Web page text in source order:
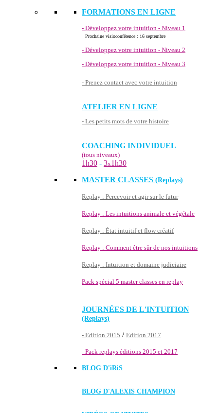
FORMATIONS EN LIGNE
- Développez votre intuition - Niveau 1
Prochaine visioconférence : 16 septembre
- Développez votre intuition - Niveau 2
- Développez votre intuition - Niveau 3
- Prenez contact avec votre intuition
ATELIER EN LIGNE
- Les petits mots de votre histoire
COACHING INDIVIDUEL
(tous niveaux)
1h30 - 3x1h30
MASTER CLASSES (Replays)
Replay : Percevoir et agir sur le futur
Replay : Les intuitions animale et végétale
Replay : État intuitif et flow créatif
Replay : Comment être sûr de nos intuitions
Replay : Intuition et domaine judiciaire
Pack spécial 5 master classes en replay
JOURNÉES DE L'INTUITION
(Replays)
- Edition 2015 / Edition 2017
- Pack replays éditions 2015 et 2017
BLOG D'iRiS
BLOG D'ALEXIS CHAMPION